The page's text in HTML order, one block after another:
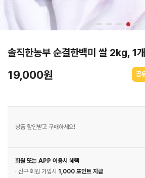
솔직한농부 순결한백미 쌀 2kg, 1개
19,000원 공
상품 할인받고 구매하세요!
회원 또는 APP 이용시 혜택
· 신규 회원 가입시 1,000 포인트 지급